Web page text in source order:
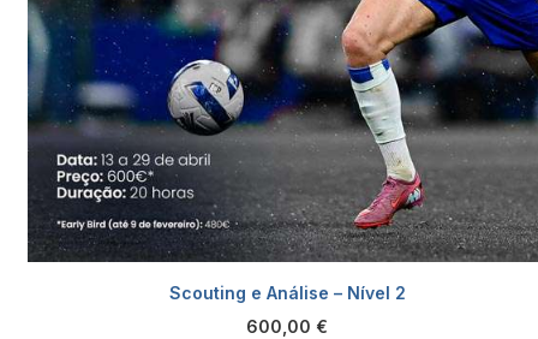
Scouting e Análise – Nível 2
600,00 €